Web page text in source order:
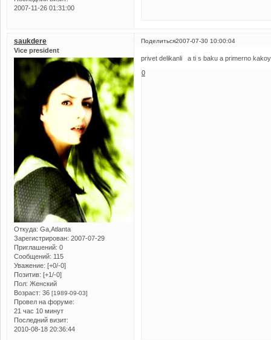
2007-11-26 01:31:00
Поделиться2007-07-30 10:00:04
saukdere
Vice president
Откуда: Ga,Atlanta
Зарегистрирован: 2007-07-29
Приглашений: 0
Сообщений: 115
Уважение: [+0/-0]
Позитив: [+1/-0]
Пол: Женский
Возраст: 36 [1989-09-03]
Провел на форуме:
21 час 10 минут
Последний визит:
2010-08-18 20:36:44
privet delikanli a ti s baku a primerno
0